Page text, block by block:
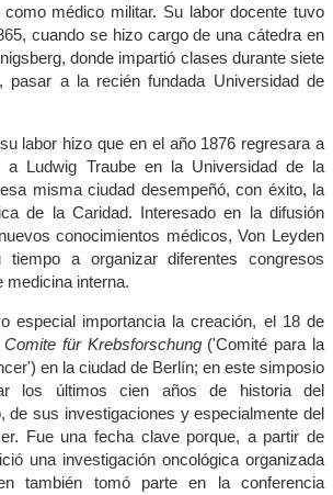
médico militar. Su labor docente tuvo
cuando se hizo cargo de una cátedra en
donde impartió clases durante siete
pasar a la recién fundada Universidad de
labor hizo que en el año 1876 regresara a
a Ludwig Traube en la Universidad de la
misma ciudad desempeñó, con éxito, la
de la Caridad. Interesado en la difusión
conocimientos médicos, Von Leyden
a organizar diferentes congresos
medicina interna.
especial importancia la creación, el 18 de
Comite für Krebsforschung('Comité para la
en la ciudad de Berlín; en este simposio
los últimos cien años de historia del
de sus investigaciones y especialmente del
Fue una fecha clave porque, a partir de
una investigación oncológica organizada
también tomó parte en la conferencia